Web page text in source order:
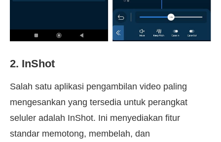
2. InShot
Salah satu aplikasi pengambilan video paling
mengesankan yang tersedia untuk perangkat
seluler adalah InShot. Ini menyediakan fitur
standar memotong, membelah, dan